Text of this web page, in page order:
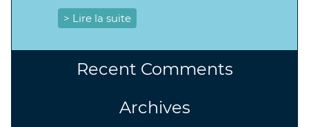
> Lire la suite
Recent Comments
Archives